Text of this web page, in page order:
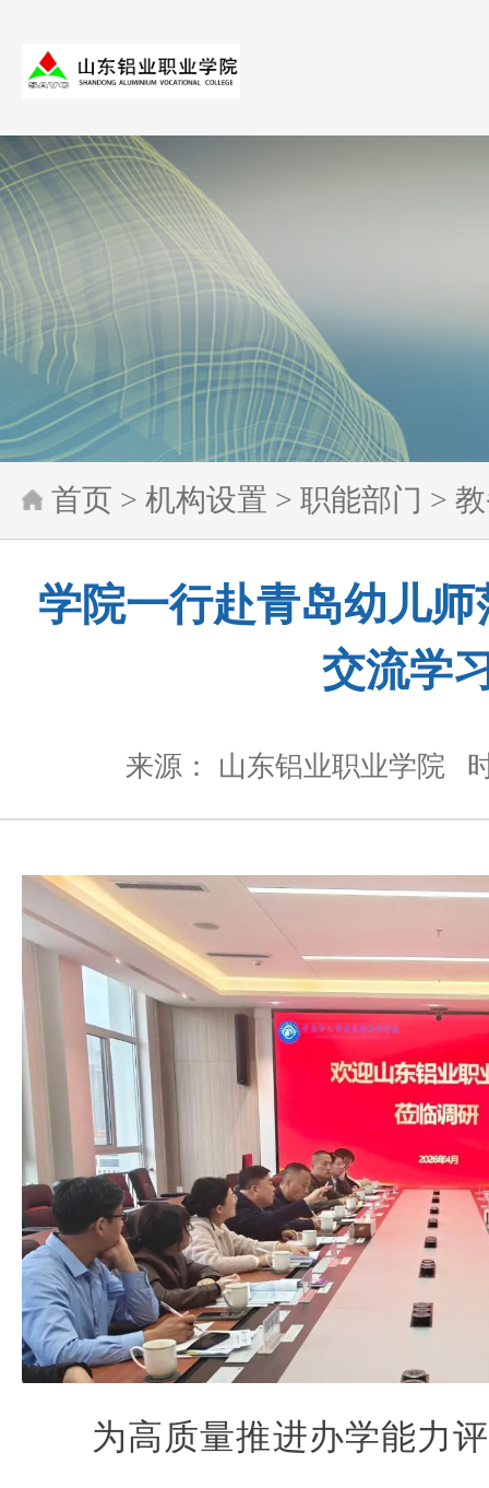
首页 > 机构设置 > 职能部门 >
学院一行赴青岛幼儿
交流学
来源： 山东铝业职业学院
为高质量推进办学能力